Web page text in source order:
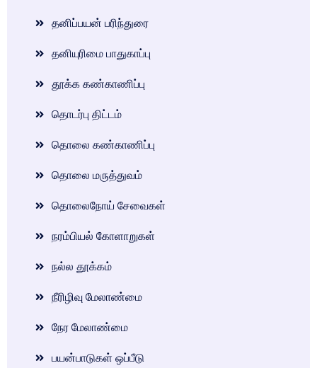
தனிப்பயன் பரிந்துரை
தனியுரிமை பாதுகாப்பு
தூக்க கண்காணிப்பு
தொடர்பு திட்டம்
தொலை கண்காணிப்பு
தொலை மருத்துவம்
தொலைநோய் சேவைகள்
நரம்பியல் கோளாறுகள்
நல்ல தூக்கம்
நீரிழிவு மேலாண்மை
நேர மேலாண்மை
பயன்பாடுகள் ஒப்பீடு